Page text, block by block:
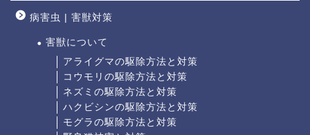
病害虫 | 害獣対策
害獣について
アライグマの駆除方法と対策
コウモリの駆除方法と対策
ネズミの駆除方法と対策
ハクビシンの駆除方法と対策
モグラの駆除方法と対策